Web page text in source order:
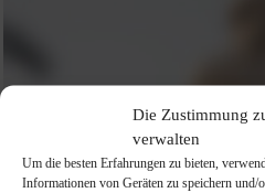
Die Zustimmung
verwalten
Um die besten Erfahrungen zu bieten,
Informationen von Geräten zu speichern und/